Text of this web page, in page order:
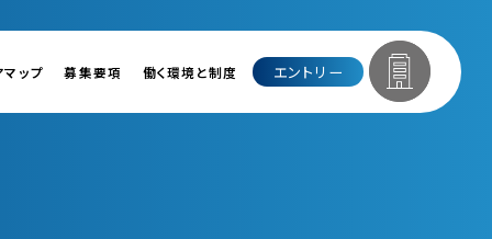
マップ 募集要項 働く環境と制度 エントリー